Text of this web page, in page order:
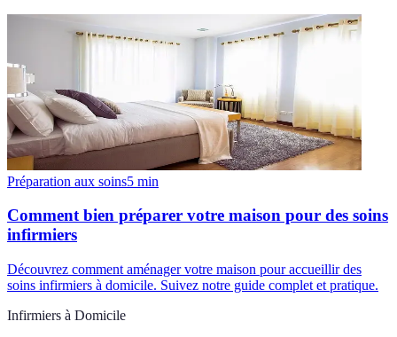
Préparation aux soins5 min
Comment bien préparer votre maison pour des soins
infirmiers
Découvrez comment aménager votre maison pour accueillir des
soins infirmiers à domicile. Suivez notre guide complet et pratique.
Infirmiers à Domicile